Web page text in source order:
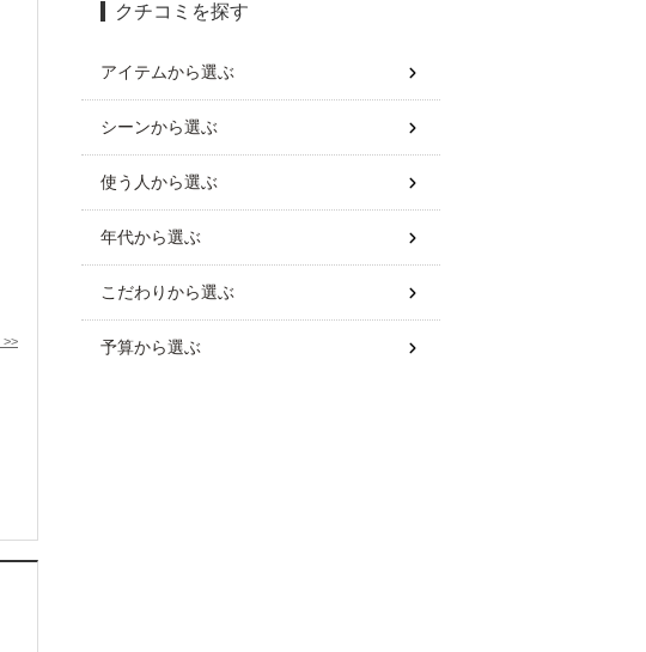
>>
クチコミを探す
アイテムから選ぶ
シーンから選ぶ
使う人から選ぶ
年代から選ぶ
こだわりから選ぶ
予算から選ぶ